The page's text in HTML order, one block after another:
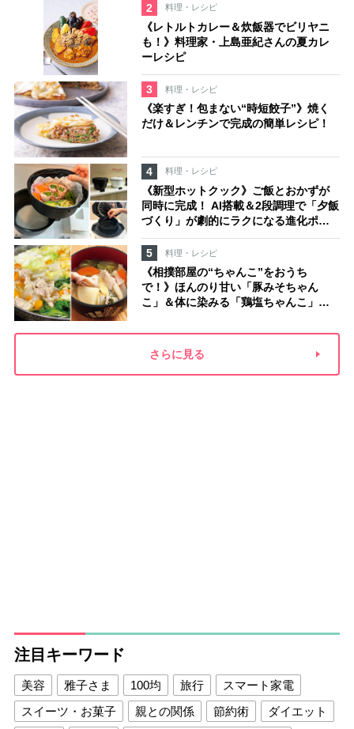
2 料理・レシピ
《レトルトカレー＆炊飯器でビリヤニ
も！》料理家・上島亜紀さんの夏カレ
ーレシピ
3 料理・レシピ
《楽すぎ！包まない“時短餃子”》焼く
だけ＆レンチンで完成の簡単レシピ！
4 料理・レシピ
《新型ホットクック》ご飯とおかずが
同時に完成！ AI搭載＆2段調理で「夕飯
づくり」が劇的にラクになる進化ポイ
ント【発表会レポ】
5
料理・レシピ
《相撲部屋の“ちゃんこ”をおうち
で！》ほんのり甘い「豚みそちゃん
こ」＆体に染みる「鶏塩ちゃんこ」レ
さらに見る
注目キーワード
美容 雅子さま 100均 旅行
スマート家電
スイーツ・お菓子
親との関係 節約術
ダイエット